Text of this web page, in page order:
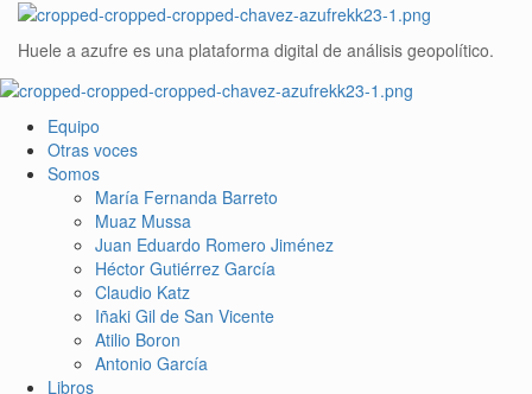
Huele a azufre es una plataforma digital de análisis geopolítico.
Equipo
Otras voces
Somos
María Fernanda Barreto
Muaz Mussa
Juan Eduardo Romero Jiménez
Héctor Gutiérrez García
Claudio Katz
Iñaki Gil de San Vicente
Atilio Boron
Antonio García
Libros